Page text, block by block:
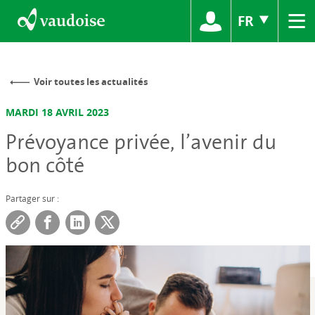
FR ≡
Voir toutes les actualités
MARDI 18 AVRIL 2023
Prévoyance privée, l’avenir du
bon côté
Partager sur :